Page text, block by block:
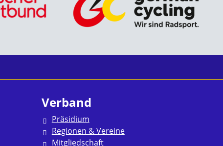
Verband
Präsidium
Regionen & Vereine
Mitgliedschaft